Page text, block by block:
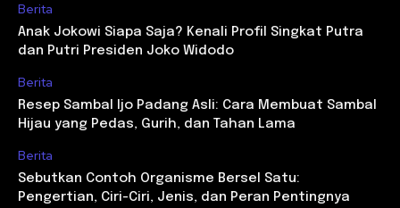
Berita
Anak Jokowi Siapa Saja? Kenali Profil Singkat Putra
dan Putri Presiden Joko Widodo
Berita
Resep Sambal Ijo Padang Asli: Cara Membuat Sambal
Hijau yang Pedas, Gurih, dan Tahan Lama
Berita
Sebutkan Contoh Organisme Bersel Satu:
Pengertian, Ciri-Ciri, Jenis, dan Peran Pentingnya